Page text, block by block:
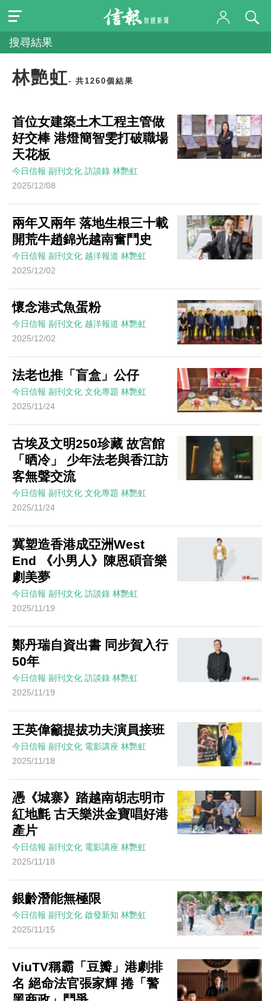
搜尋結果
林艷虹- 共1260個結果
首位女建築土木工程主管做
好交棒 港燈簡智雯打破職場
天花板
今日信報 副刊文化 訪談錄 林艷虹
2025/12/08
兩年又兩年 落地生根三十載
開荒牛趙錦光越南奮鬥史
今日信報 副刊文化 越洋報道 林艷虹
2025/12/02
懷念港式魚蛋粉
今日信報 副刊文化 越洋報道 林艷虹
2025/12/02
法老也推「盲盒」公仔
今日信報 副刊文化 文化專題 林艷虹
2025/11/24
古埃及文明250珍藏 故宮館
「晒冷」 少年法老與香江訪
客無聲交流
今日信報 副刊文化 文化專題 林艷虹
2025/11/24
冀塑造香港成亞洲West
End 《小男人》陳恩碩音樂
劇美夢
今日信報 副刊文化 訪談錄 林艷虹
2025/11/19
鄭丹瑞自資出書 同步賀入行
50年
今日信報 副刊文化 訪談錄 林艷虹
2025/11/19
王英偉籲提拔功夫演員接班
今日信報 副刊文化 電影講座 林艷虹
2025/11/18
憑《城寨》踏越南胡志明市
紅地氈 古天樂洪金寶唱好港
產片
今日信報 副刊文化 電影講座 林艷虹
2025/11/18
銀齡潛能無極限
今日信報 副刊文化 啟發新知 林艷虹
2025/11/15
ViuTV稱霸「豆瓣」港劇排
名 絕命法官張家輝 捲「警